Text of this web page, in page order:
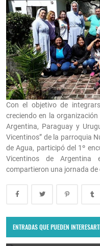
Con el objetivo de
creciendo en la
Argentina, Paraguay y
Vicentinos” de la parroquia
de Agua, participó del 1º
Vicentinos de
compartieron una jornada de
ENTRADAS QUE PUEDEN